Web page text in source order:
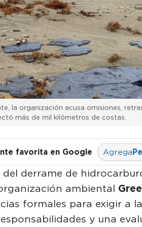
la organización acusa omisiones,
más de mil kilómetros de costas.
favorita en Google Agrega
del derrame de
ambiental
formales para exigir a
y una